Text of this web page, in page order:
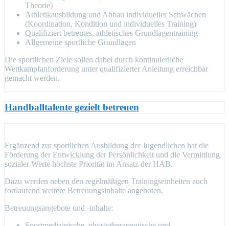
Theorie)
Athletikausbildung und Abbau individueller Schwächen
(Koordination, Kondition und individuelles Training)
Qualifiziert betreutes, athletisches Grundlagentraining
Allgemeine sportliche Grundlagen
Die sportlichen Ziele sollen dabei durch kontinuierliche
Wettkampfanforderung unter qualifizierter Anleitung erreichbar
gemacht werden.
Handballtalente gezielt betreuen
Ergänzend zur sportlichen Ausbildung der Jugendlichen hat die
Förderung der Entwicklung der Persönlichkeit und die Vermittlung
sozialer Werte höchste Priorität im Ansatz der HAB.
Dazu werden neben den regelmäßigen Trainingseinheiten auch
fortlaufend weitere Betreuungsinhalte angeboten.
Betreuungsangebote und -inhalte: